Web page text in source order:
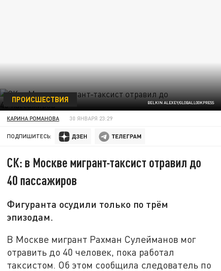
BELKIN ALEXEY/GLOBALLOOKPRESS
ПРОИСШЕСТВИЯ
КАРИНА РОМАНОВА 30 ЯНВАРЯ 23:29
ПОДПИШИТЕСЬ:
СК: в Москве мигрант-таксист отравил до
40 пассажиров
Фигуранта осудили только по трём
эпизодам.
В Москве мигрант Рахман Сулейманов мог
отравить до 40 человек, пока работал
таксистом. Об этом сообщила следователь по